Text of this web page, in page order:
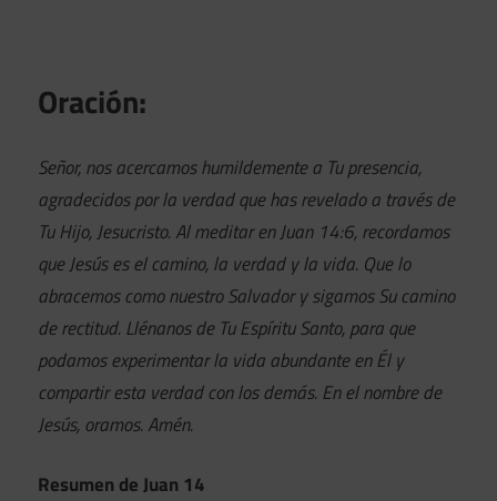
Oración:
Señor, nos acercamos humildemente a Tu presencia,
agradecidos por la verdad que has revelado a través de
Tu Hijo, Jesucristo. Al meditar en Juan 14:6, recordamos
que Jesús es el camino, la verdad y la vida. Que lo
abracemos como nuestro Salvador y sigamos Su camino
de rectitud. Llénanos de Tu Espíritu Santo, para que
podamos experimentar la vida abundante en Él y
compartir esta verdad con los demás. En el nombre de
Jesús, oramos. Amén.
Resumen de Juan 14